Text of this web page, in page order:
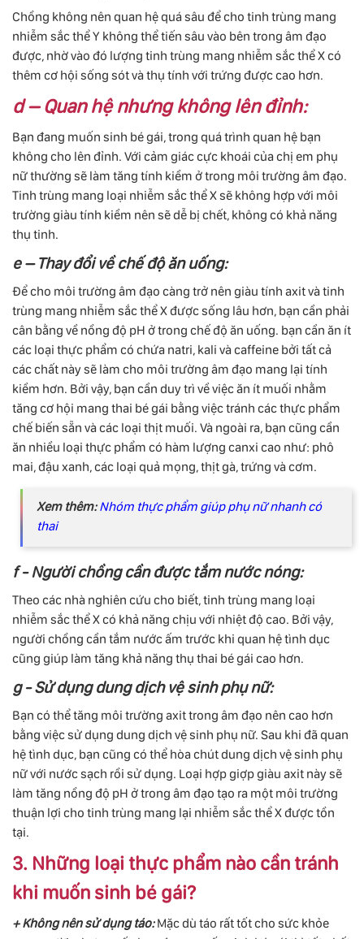
Chồng không nên quan hệ quá sâu để cho tinh trùng mang
nhiễm sắc thể Y không thể tiến sâu vào bên trong âm đạo
được, nhờ vào đó lượng tinh trùng mang nhiễm sắc thể X có
thêm cơ hội sống sót và thụ tính với trứng được cao hơn.
d – Quan hệ nhưng không lên đỉnh:
Bạn đang muốn sinh bé gái, trong quá trình quan hệ bạn
không cho lên đỉnh. Với cảm giác cực khoái của chị em phụ
nữ thường sẽ làm tăng tính kiềm ở trong môi trường âm đạo.
Tinh trùng mang loại nhiễm sắc thể X sẽ không hợp với môi
trường giàu tính kiềm nên sẽ dễ bị chết, không có khả năng
thụ tinh.
e – Thay đổi về chế độ ăn uống:
Để cho môi trường âm đạo càng trở nên giàu tính axit và tinh
trùng mang nhiễm sắc thể X được sống lâu hơn, bạn cần phải
cân bằng về nồng độ pH ở trong chế độ ăn uống. bạn cần ăn ít
các loại thực phẩm có chứa natri, kali và caffeine bởi tất cả
các chất này sẽ làm cho môi trường âm đạo mang lại tính
kiềm hơn. Bởi vậy, bạn cần duy trì về việc ăn ít muối nhằm
tăng cơ hội mang thai bé gái bằng việc tránh các thực phẩm
chế biến sẵn và các loại thịt muối. Và ngoài ra, bạn cũng cần
ăn nhiều loại thực phẩm có hàm lượng canxi cao như: phô
mai, đậu xanh, các loại quả mọng, thịt gà, trứng và cơm.
Xem thêm:Nhóm thực phẩm giúp phụ nữ nhanh có
thai
f - Người chồng cần được tắm nước nóng:
Theo các nhà nghiên cứu cho biết, tinh trùng mang loại
nhiễm sắc thể X có khả năng chịu với nhiệt độ cao. Bởi vậy,
người chồng cần tắm nước ấm trước khi quan hệ tình dục
cũng giúp làm tăng khả năng thụ thai bé gái cao hơn.
g - Sử dụng dung dịch vệ sinh phụ nữ:
Bạn có thể tăng môi trường axit trong âm đạo nên cao hơn
bằng việc sử dụng dung dịch vệ sinh phụ nữ. Sau khi đã quan
hệ tình dục, bạn cũng có thể hòa chút dung dịch vệ sinh phụ
nữ với nước sạch rồi sử dụng. Loại hợp giợp giàu axit này sẽ
làm tăng nồng độ pH ở trong âm đạo tạo ra một môi trường
thuận lợi cho tinh trùng mang lại nhiễm sắc thể X được tồn
tại.
3. Những loại thực phẩm nào cần tránh
khi muốn sinh bé gái?
+ Không nên sử dụng táo:Mặc dù táo rất tốt cho sức khỏe